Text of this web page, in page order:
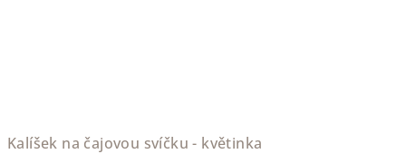
Kalíšek na čajovou svíčku - květinka